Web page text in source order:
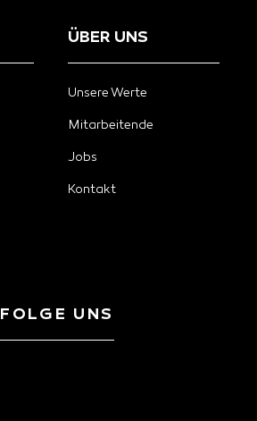
ÜBER UNS
Unsere Werte
Mitarbeitende
Jobs
Kontakt
FOLGE UNS